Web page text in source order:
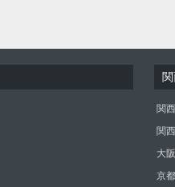
関
関
大
京